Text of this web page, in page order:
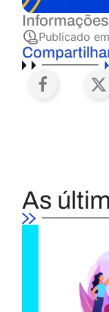
Publicado em
As